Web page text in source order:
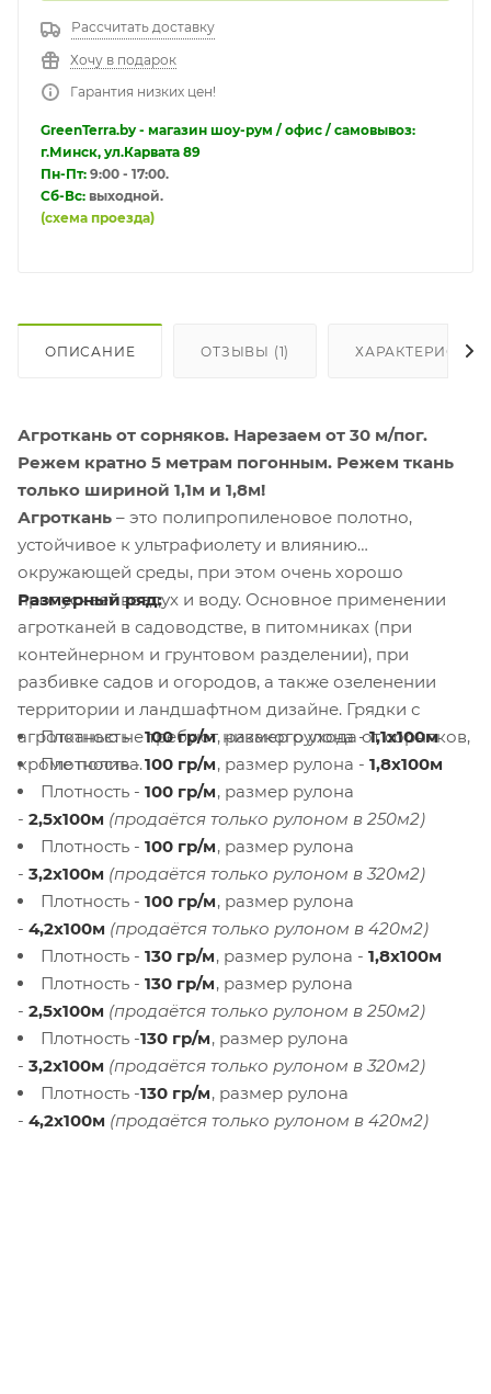
Рассчитать доставку
Хочу в подарок
Гарантия низких цен!
GreenTerra.by - магазин шоу-рум / офис / самовывоз:
г.Минск, ул.Карвата 89
Пн-Пт: 9:00 - 17:00.
Сб-Вс: выходной.
(схема проезда)
ОПИСАНИЕ ОТЗЫВЫ (1)
Агроткань от сорняков. Нарезаем от 30 м/пог.
Режем кратно 5 метрам погонным. Режем ткань
только шириной 1,1м и 1,8м!
Агроткань – это полипропиленовое полотно,
устойчивое к ультрафиолету и влиянию
окружающей среды, при этом очень хорошо
пропускает воздух и воду. Основное применении
агротканей в садоводстве, в питомниках (при
контейнерном и грунтовом разделении), при
разбивке садов и огородов, а также озеленении
территории и ландшафтном дизайне. Грядки с
агротканью не требуют никакого ухода от сорняков,
кроме полива.
Размерный ряд:
Плотность -100 гр/м, размер рулона -1,1х100м
Плотность -100 гр/м, размер рулона - 1,8х100м
Плотность - 100 гр/м, размер рулона
- 2,5х100м (продаётся только рулоном в 250м2)
Плотность - 100 гр/м, размер рулона
- 3,2х100м (продаётся только рулоном в 320м2)
Плотность - 100 гр/м, размер рулона
- 4,2х100м (продаётся только рулоном в 420м2)
Плотность - 130 гр/м, размер рулона - 1,8х100м
Плотность - 130 гр/м, размер рулона
- 2,5х100м (продаётся только рулоном в 250м2)
Плотность -130 гр/м, размер рулона
- 3,2х100м (продаётся только рулоном в 320м2)
Плотность -130 гр/м, размер рулона
- 4,2х100м (продаётся только рулоном в 420м2)